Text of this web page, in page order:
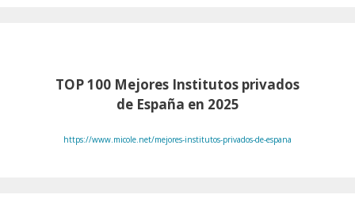
TOP 100 Mejores Institutos privados
de España en 2025
https://www.micole.net/mejores-institutos-privados-de-espana